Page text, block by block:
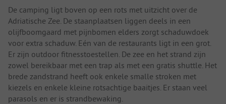
De camping ligt boven op een rots met uitzicht over de
Adriatische Zee. De staanplaatsen liggen deels in een
olijfboomgaard met pijnbomen elders zorgt schaduwdoek
voor extra schaduw. Eén van de restaurants ligt in een grot.
Er zijn outdoor fitnesstoestellen. De zee en het strand zijn
zowel bereikbaar met een trap als met een gratis shuttle. Het
brede zandstrand heeft ook enkele smalle stroken met
kiezels en enkele kleine rotsachtige baaitjes. Er staan veel
parasols en er is strandbewaking.